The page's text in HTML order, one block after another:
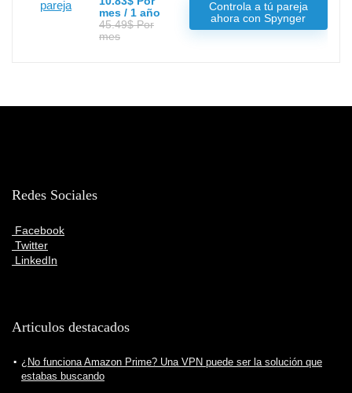
mes / 1 año
45.49$ Por
mes
Controla a tú pareja
ahora con Spynger
Redes Sociales
Facebook
Twitter
LinkedIn
Articulos destacados
¿No funciona Amazon Prime? Una VPN puede ser la solución que
estabas buscando